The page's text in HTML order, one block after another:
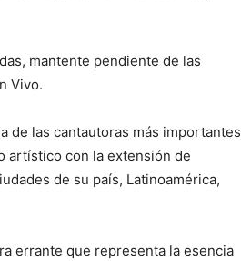
mantente pendiente de las
Vivo.
de las cantautoras más importantes
artístico con la extensión de
de su país, Latinoamérica,
errante que representa la esencia